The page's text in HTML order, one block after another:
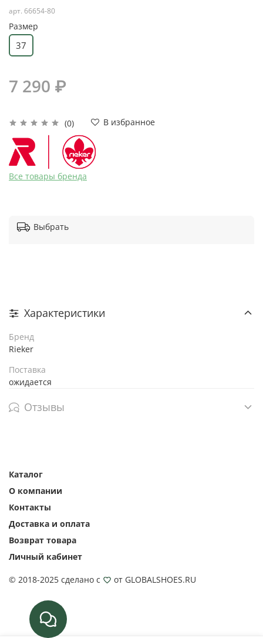
арт. 66654-80
(0) В избранное
Все товары бренда
Размер
37
7 290 ₽
Выбрать
Характеристики
Бренд
Rieker
Поставка
ожидается
Отзывы
Каталог
О компании
Контакты
Доставка и оплата
Возврат товара
Личный кабинет
© 2018-2025 сделано с от GLOBALSHOES.RU